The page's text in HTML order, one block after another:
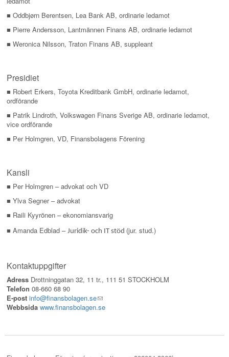
■ Oddbjørn Berentsen, Lea Bank AB, ordinarie ledamot
■ Pierre Andersson, Lantmännen Finans AB, ordinarie ledamot
■ Weronica Nilsson, Traton Finans AB, suppleant
Presidiet
■ Robert Erkers, Toyota Kreditbank GmbH, ordinarie ledamot,
ordförande
■ Patrik Lindroth, Volkswagen Finans Sverige AB, ordinarie ledamot,
vice ordförande
■ Per Holmgren, VD, Finansbolagens Förening
Kansli
■ Per Holmgren – advokat och VD
■ Ylva Segner – advokat
■ Raili Kyyrönen – ekonomiansvarig
■ Amanda Edblad –Juridik- och IT stöd (jur. stud.)
Kontaktuppgifter
Adress Drottninggatan 32, 11 tr., 111 51 STOCKHOLM
Telefon 08-660 68 90
E-post info@finansbolagen.se(link
sends
Webbsida www.finansbolagen.se